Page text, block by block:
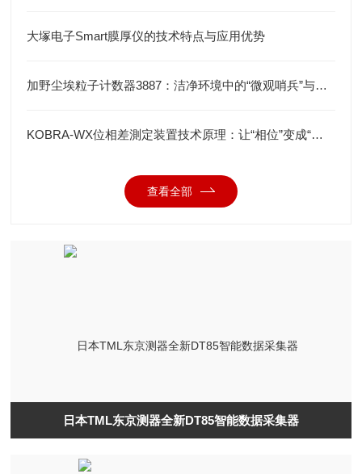
大塚电子Smart膜厚仪的技术特点与应用优势
加野尘埃粒子计数器3887：洁净环境中的“微观哨兵”与洁净度“审计官”
KOBRA-WX位相差測定装置技术原理：让“相位”变成“光强”
查看全部
日本TML东京测器全新DT85智能数据采集器